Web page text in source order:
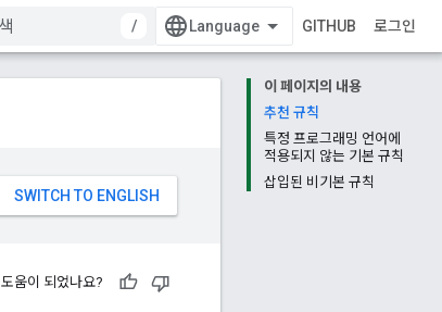
/ GITHUB 로그인
이 페이지의 내용
추천 규칙
특정 프로그래밍 언어에
적용되지 않는 기본 규칙
삽입된 비기본 규칙
도움이 되었나요?